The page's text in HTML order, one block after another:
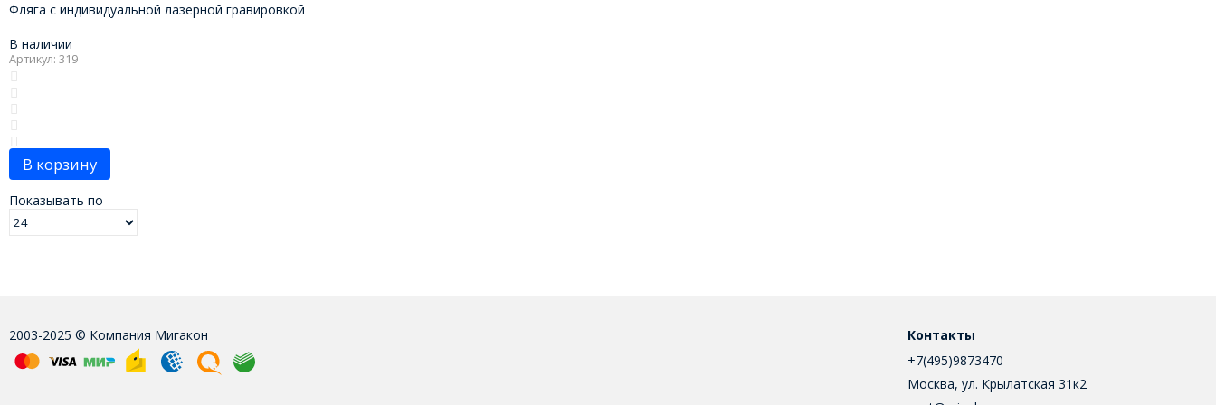
Фляга с индивидуальной лазерной гравировкой
В наличии
Артикул: 319
В корзину
Показывать по
2003-2025 © Компания Мигакон
Контакты
+7(495)9873470
Москва, ул. Крылатская 31к2